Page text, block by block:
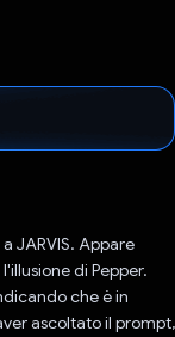
JARVIS. Appare
di Pepper.
che è in
ascoltato il prompt,